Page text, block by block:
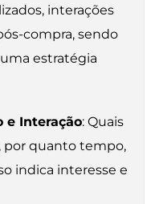
interações
compra, sendo
estratégia
e Interação: Quais
por quanto tempo,
indica interesse e